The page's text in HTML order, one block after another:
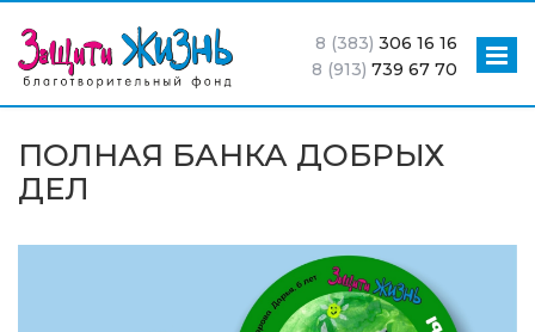
8 (383) 306 16 16
8 (913) 739 67 70
ПОЛНАЯ БАНКА ДОБРЫХ
ДЕЛ